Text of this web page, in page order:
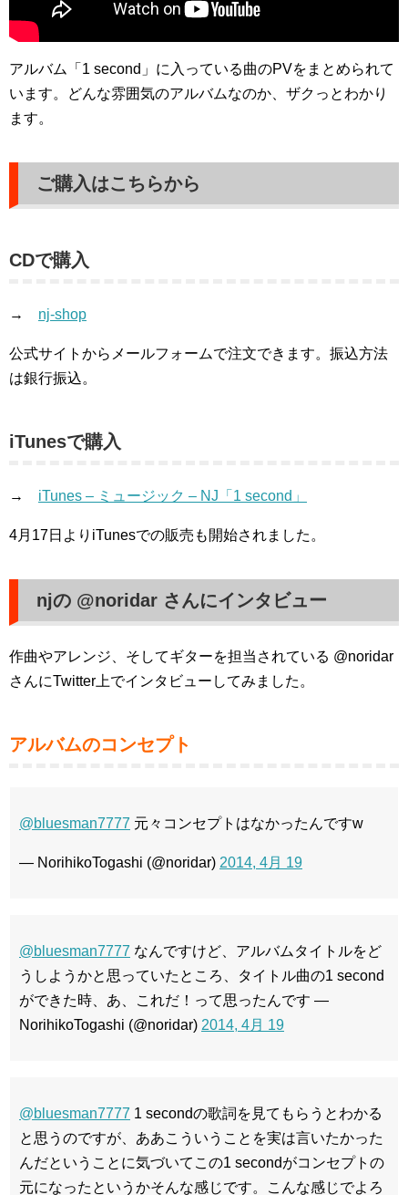
アルバム「1 second」に入っている曲のPVをまとめられて
います。どんな雰囲気のアルバムなのか、ザクっとわかり
ます。
ご購入はこちらから
CDで購入
→ nj-shop
公式サイトからメールフォームで注文できます。振込方法
は銀行振込。
iTunesで購入
→ iTunes – ミュージック – NJ「1 second」
4月17日よりiTunesでの販売も開始されました。
njの @noridar さんにインタビュー
作曲やアレンジ、そしてギターを担当されている @noridar
さんにTwitter上でインタビューしてみました。
アルバムのコンセプト
@bluesman7777 元々コンセプトはなかったんですw
— NorihikoTogashi (@noridar) 2014, 4月 19
@bluesman7777 なんですけど、アルバムタイトルをど
うしようかと思っていたところ、タイトル曲の1 second
ができた時、あ、これだ！って思ったんです —
NorihikoTogashi (@noridar) 2014, 4月 19
@bluesman7777 1 secondの歌詞を見てもらうとわかる
と思うのですが、ああこういうことを実は言いたかった
んだということに気づいてこの1 secondがコンセプトの
元になったというかそんな感じです。こんな感じでよろ